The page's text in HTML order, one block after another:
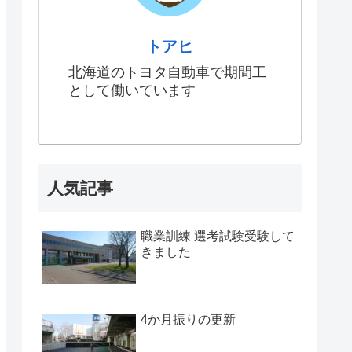
トアヒ
北海道のトヨタ自動車で期間工
として働いています
人気記事
職業訓練 選考試験受験して
きました
4か月振りの更新